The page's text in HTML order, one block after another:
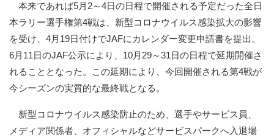
本来であれば5月2～4日の日程で開催される予定だった全日
本ラリー選手権第4戦は、新型コロナウイルス感染拡大の影響
を受け、4月19日付けでJAFにカレンダー変更申請書を提出。
6月11日のJAF公示により、10月29～31日の日程で延期開催さ
れることとなった。この延期により、今回開催される第4戦が
今シーズンの実質的な最終戦となる。
新型コロナウイルス感染防止のため、選手やサービス員、
メディア関係者、オフィシャルなどサービスパークへ入退場